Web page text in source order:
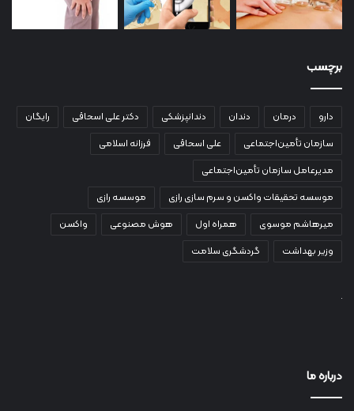
برچسب
دارو درمان دندان دندانپزشکی دکتر علی اسحاقی
رایگان
سازمان تأمین‌اجتماعی
علی اسحاقی
فرزانه اسلامی
مدیرعامل سازمان تأمین‌اجتماعی
موسسه تحقیقات واکسن و سرم سازی رازی
موسسه رازی
میرهاشم موسوی
همراه اول هوش مصنوعی
واکسن
وزیر بهداشت
گردشگری سلامت
درباره ما